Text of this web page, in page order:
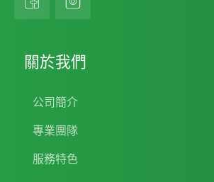
關於我們
公司簡介
專業團隊
服務特色